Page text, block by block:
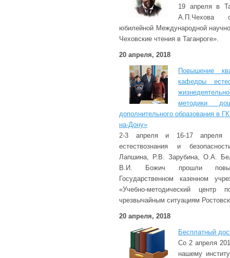
19 апреля в
А.П.Чехова
юбилейной Международной
Чеховские чтения в Таганроге».
20 апреля, 2018
Повышение
кафедры
методики
дополнительного образования в
на-Дону»
2-3 апреля и 16-17 апреля
естествознания и
Лапшина, Р.В. Зарубина, О.А.
В.И. Божич прошли
Государственном казенном
«Учебно-методический центр
чрезвычайным ситуациям
20 апреля, 2018
Бесплатный
Со 2 апреля
нашему